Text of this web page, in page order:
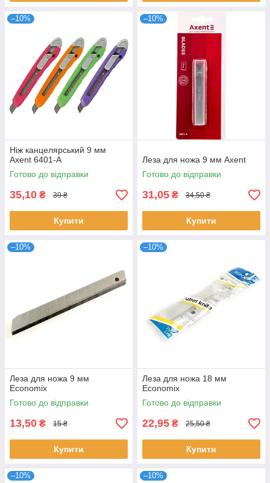
–10%
Ніж канцелярський 9 мм
Axent 6401-A
Готово до відправки
35,10 ₴ 39 ₴
Купити
–10%
Леза для ножа 9 мм Axent
Готово до відправки
31,05 ₴ 34,50 ₴
Купити
–10%
Леза для ножа 9 мм
Есonomiх
Готово до відправки
13,50 ₴ 15 ₴
Купити
–10%
Леза для ножа 18 мм
Есonomiх
Готово до відправки
22,95 ₴ 25,50 ₴
Купити
–10% –10%